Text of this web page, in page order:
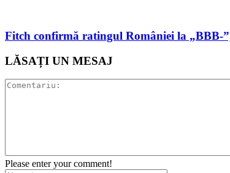
Fitch confirmă ratingul României la „BBB-
LĂSAȚI UN MESAJ
Please enter your comment!